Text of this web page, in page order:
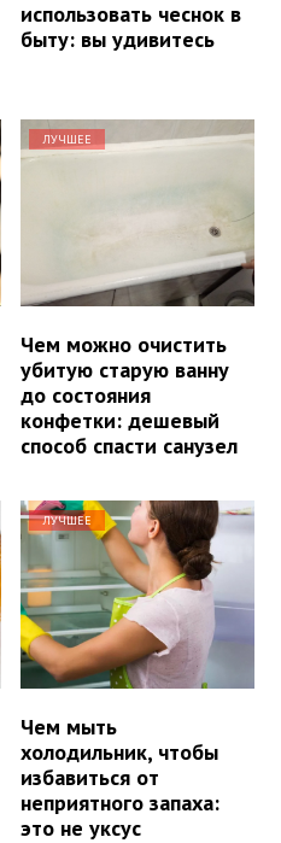
использовать чеснок в
быту: вы удивитесь
ЛУЧШЕЕ
Чем можно очистить
убитую старую ванну
до состояния
конфетки: дешевый
способ спасти санузел
ЛУЧШЕЕ
Чем мыть
холодильник, чтобы
избавиться от
неприятного запаха:
это не уксус